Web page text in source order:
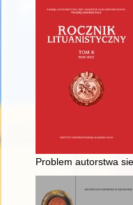
Problem autorstwa